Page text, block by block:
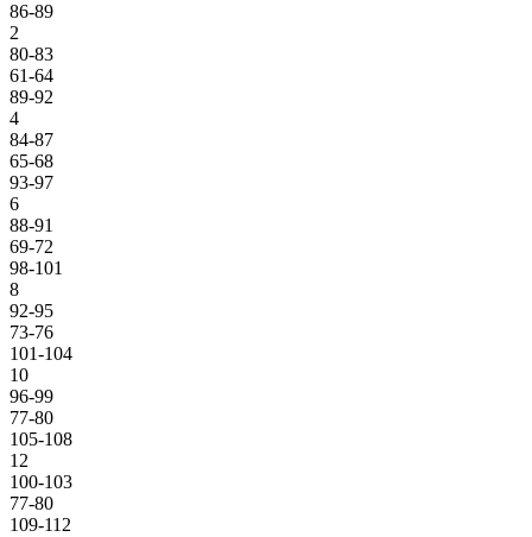
86-89
2
80-83
61-64
89-92
4
84-87
65-68
93-97
6
88-91
69-72
98-101
8
92-95
73-76
101-104
10
96-99
77-80
105-108
12
100-103
77-80
109-112